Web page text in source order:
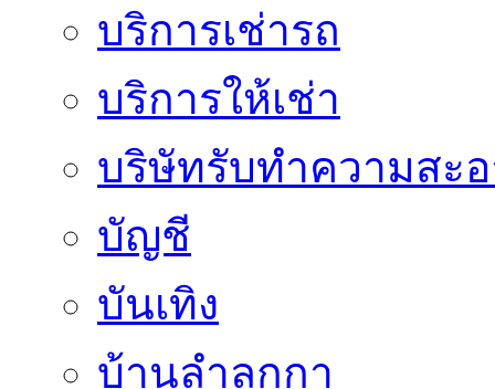
บริการเช่ารถ
บริการให้เช่า
บริษัทรับทำความสะ
บัญชี
บันเทิง
บ้านลำลูกกา